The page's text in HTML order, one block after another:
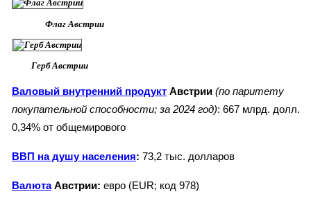
Флаг Австрии
Герб Австрии
Валовый внутренний продукт Австрии (по паритету
покупательной способности; за 2024 год): 667 млрд. долл.
0,34% от общемирового
ВВП на душу населения: 73,2 тыс. долларов
ВалютаАвстрии: евро (EUR; код 978)